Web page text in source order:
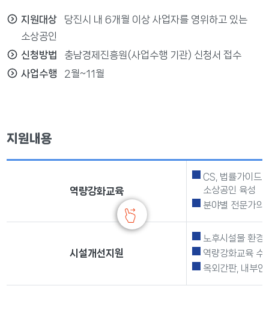
지원대상
당진시 내 6개월 이상 사업자를 영위하고 있는
소상공인
신청방법
충남경제진흥원(사업수행 기관) 신청서 접수
사업수행
2월~11월
지원내용
역량강화교육
CS, 법률가이드,
소상공인 육성
분야별 전문가의
시설개선지원
노후시설물 환경
역량강화교육 수
옥외간판, 내부